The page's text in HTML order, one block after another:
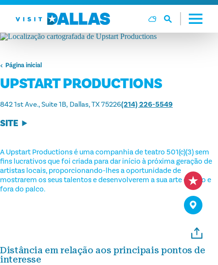
Ir diretamente para o conteúdo
Página inicial
UPSTART PRODUCTIONS
842 1st Ave., Suite 1B Dallas, TX 75226(214) 226-5549
SITE
A Upstart Productions é uma companhia de teatro 501(c)(3) sem
fins lucrativos que foi criada para dar início à próxima geração de
artistas locais, proporcionando-lhes a oportunidade de
mostrarem os seus talentos e desenvolverem a sua arte dentro e
fora do palco.
Distância em relação aos principais pontos de
interesse